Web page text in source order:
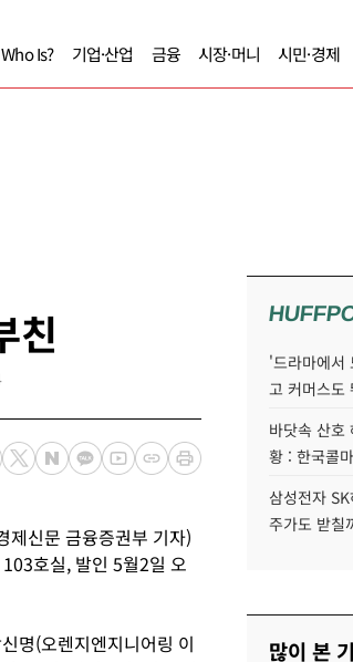
Who Is? 기업·산업 금융 시장·머니 시민·경제
친
신문 금융증권부 기자)
호실, 발인 5월2일 오
명(오렌지엔지니어링 이
'드라마에서
고 커머스도
바닷속 산호
황 : 한국콜
삼성전자
주가도 받칠
많이 본